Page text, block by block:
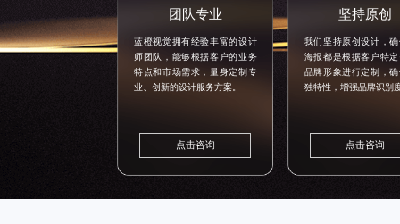
团队专业
蓝橙视觉拥有经验丰富的设计
师团队，能够根据客户的业务
特点和市场需求，量身定制专
业、创新的设计服务方案。
点击咨询
坚持原创
我们坚持原创设计，
海报都是根据客户特
品牌形象进行定制，
独特性，增强品牌识别
点击咨询